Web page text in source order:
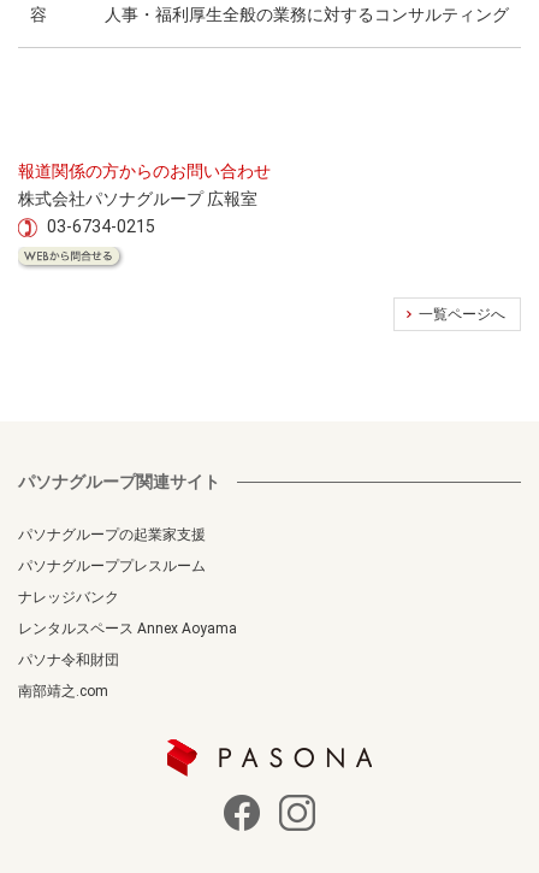
容
人事・福利厚生全般の業務に対するコンサルティング
報道関係の方からのお問い合わせ
株式会社パソナグループ 広報室
03-6734-0215
一覧ページへ
パソナグループ関連サイト
パソナグループの起業家支援
パソナグループプレスルーム
ナレッジバンク
レンタルスペース Annex Aoyama
パソナ令和財団
南部靖之.com